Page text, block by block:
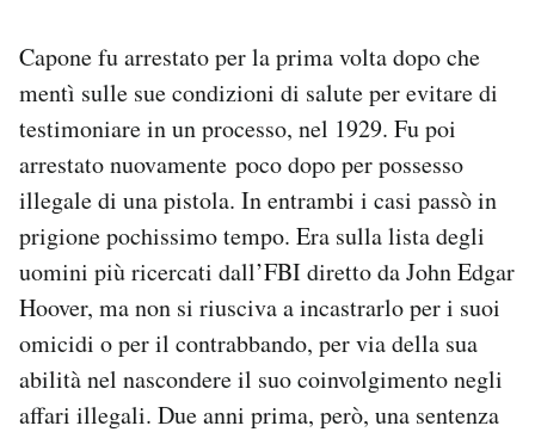
Capone fu arrestato per la prima volta dopo che
mentì sulle sue condizioni di salute per evitare di
testimoniare in un processo, nel 1929. Fu poi
arrestato nuovamente poco dopo per possesso
illegale di una pistola. In entrambi i casi passò in
prigione pochissimo tempo. Era sulla lista degli
uomini più ricercati dall’FBI diretto da John Edgar
Hoover, ma non si riusciva a incastrarlo per i suoi
omicidi o per il contrabbando, per via della sua
abilità nel nascondere il suo coinvolgimento negli
affari illegali. Due anni prima, però, una sentenza